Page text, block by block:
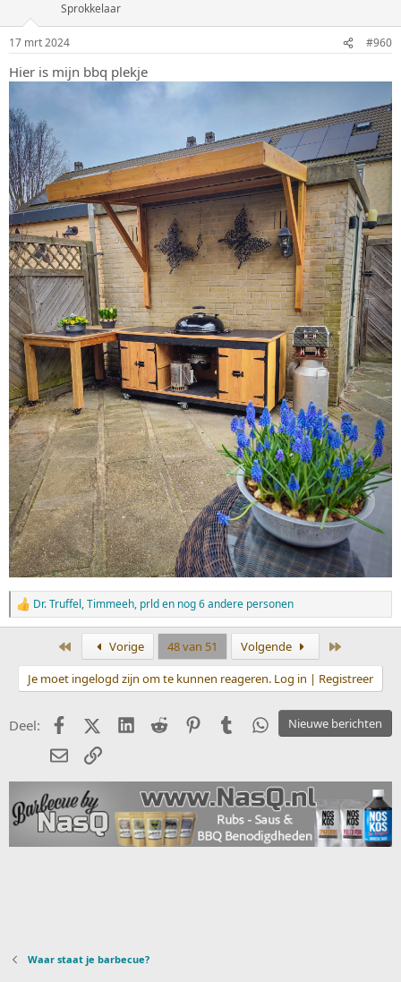
Sprokkelaar
17 mrt 2024 #960
Hier is mijn bbq plekje
W
a
d
n
:
Dr. Truffel,Timmeeh, prlden nog 6 andere personen
Eerste Vorige 48 van 51 Volgende
Je moet ingelogd zijn om te kunnen reageren. Log in | Registreer
Nieuwe berichten
Deel: FacebookX (Twitter)
LinkedIn
Reddit PinterestTumblrWhatsApp
E-mailkoppeling
Waar staat je barbecue?